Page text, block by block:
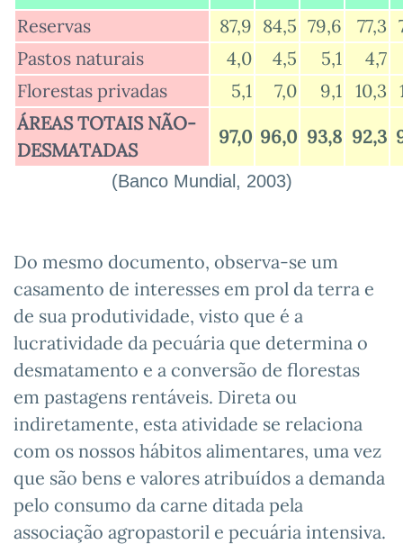
Reservas 87,9 84,5 79,6 77,3
Pastos naturais
4,0 4,5 5,1
4,7
Florestas privadas
5,1 7,0 9,1 10,3
ÁREAS TOTAIS NÃO-
DESMATADAS
97,0 96,0 93,8 92,3
(Banco Mundial, 2003)
Do mesmo documento, observa-se um
casamento de interesses em prol da terra e
de sua produtividade, visto que é a
lucratividade da pecuária que determina o
desmatamento e a conversão de florestas
em pastagens rentáveis. Direta ou
indiretamente, esta atividade se relaciona
com os nossos hábitos alimentares, uma vez
que são bens e valores atribuídos a demanda
pelo consumo da carne ditada pela
associação agropastoril e pecuária intensiva.